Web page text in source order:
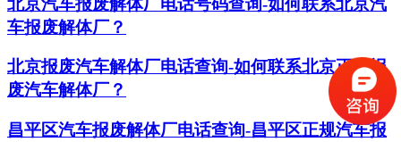
北京汽车报废解体厂电话号码查询-如何联系北京汽
车报废解体厂？
北京报废汽车解体厂电话查询-如何联系北京正规报
废汽车解体厂？
昌平区汽车报废解体厂电话查询-昌平区正规汽车报